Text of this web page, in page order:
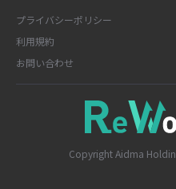
プライバシーポリシー
利用規約
お問い合わせ
Copyright Aidma